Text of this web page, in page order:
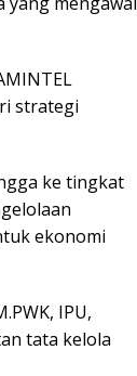
strategi
ke tingkat
ekonomi
IPU,
tata kelola